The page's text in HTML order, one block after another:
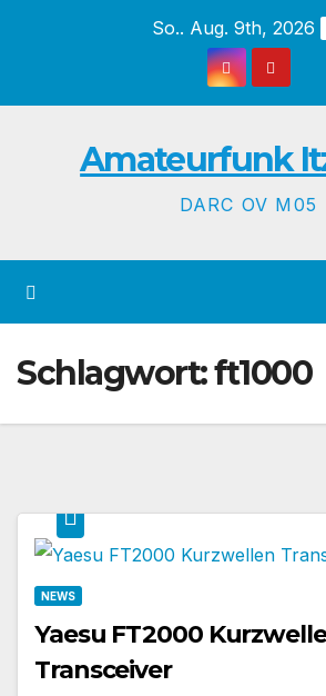
So.. Aug. 9th, 2026
Amateurfunk
DARC OV M05
Schlagwort:ft1000
NEWS
Yaesu FT2000
Transceiver